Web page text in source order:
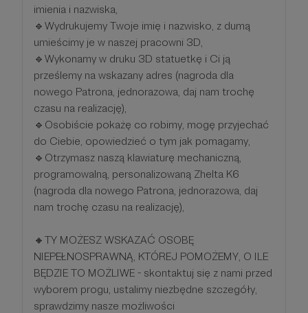
imienia i nazwiska,
🔹Wydrukujemy Twoje imię i nazwisko, z dumą
umieścimy je w naszej pracowni 3D,
🔹Wykonamy w druku 3D statuetkę i Ci ją
prześlemy na wskazany adres (nagroda dla
nowego Patrona, jednorazowa, daj nam trochę
czasu na realizację),
🔹Osobiście pokażę co robimy, mogę przyjechać
do Ciebie, opowiedzieć o tym jak pomagamy,
🔹Otrzymasz naszą klawiaturę mechaniczną,
programowalną, personalizowaną Zhelta K6
(nagroda dla nowego Patrona, jednorazowa, daj
nam trochę czasu na realizację),
🔸TY MOŻESZ WSKAZAĆ OSOBĘ
NIEPEŁNOSPRAWNĄ, KTÓREJ POMOŻEMY, O ILE
BĘDZIE TO MOŻLIWE - skontaktuj się z nami przed
wyborem progu, ustalimy niezbędne szczegóły,
sprawdzimy nasze możliwości